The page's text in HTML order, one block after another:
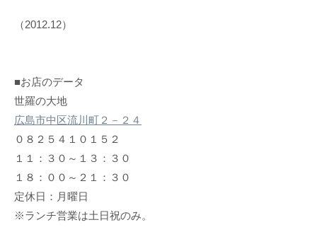
（2012.12）
■お店のデータ
世羅の大地
広島市中区流川町２－２４
０８２５４１０１５２
１１：３０～１３：３０
１８：００～２１：３０
定休日：月曜日
※ランチ営業は土日祝のみ。